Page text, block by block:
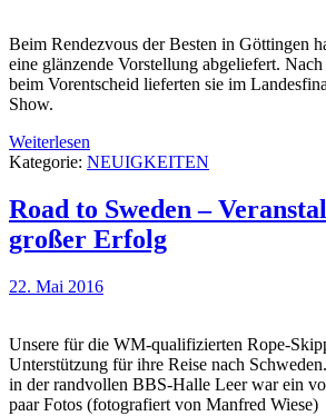
Beim Rendezvous der Besten in Göttingen
eine glänzende Vorstellung abgeliefert.
beim Vorentscheid lieferten sie im
Show.
Weiterlesen
Kategorie: NEUIGKEITEN
Road to Sweden –
großer Erfolg
22. Mai 2016
Unsere für die WM-qualifizierten Rope-
Unterstützung für ihre Reise nach
in der randvollen BBS-Halle Leer war ein
paar Fotos (fotografiert von Manfred Wiese)